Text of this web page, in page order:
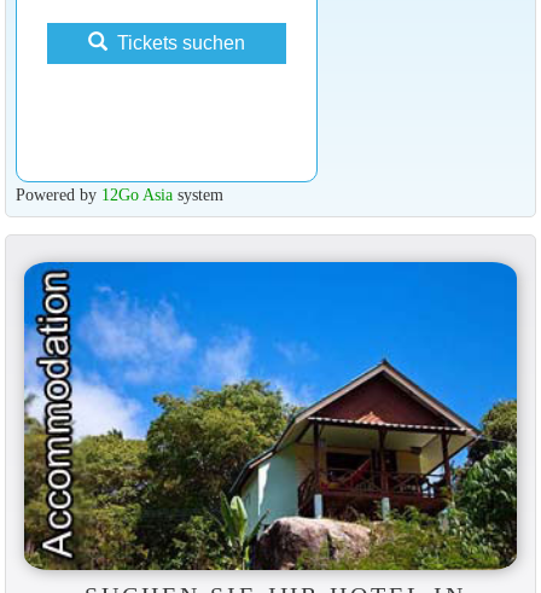
Tickets suchen
Powered by 12Go Asiasystem